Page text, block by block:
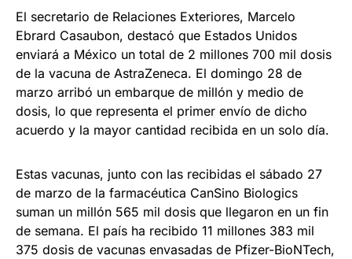
El secretario de Relaciones Exteriores, Marcelo
Ebrard Casaubon, destacó que Estados Unidos
enviará a México un total de 2 millones 700 mil dosis
de la vacuna de AstraZeneca. El domingo 28 de
marzo arribó un embarque de millón y medio de
dosis, lo que representa el primer envío de dicho
acuerdo y la mayor cantidad recibida en un solo día.
Estas vacunas, junto con las recibidas el sábado 27
de marzo de la farmacéutica CanSino Biologics
suman un millón 565 mil dosis que llegaron en un fin
de semana. El país ha recibido 11 millones 383 mil
375 dosis de vacunas envasadas de Pfizer-BioNTech,